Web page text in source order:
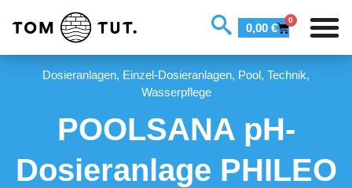
0,00 €
0
Dosieranlagen, Einzel-Dosieranlagen, Pool, Technik,
Wasserpflege
POOLSANA pH-
Dosieranlage PHILEO